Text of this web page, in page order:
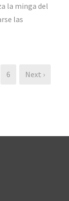
la minga del
las
6 Next ›